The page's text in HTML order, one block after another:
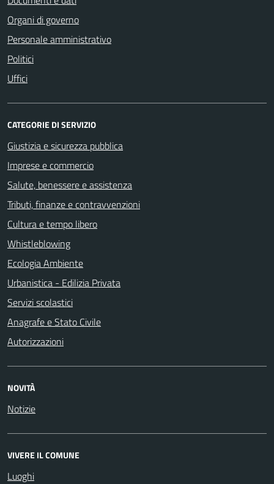
Organi di governo
Personale amministrativo
Politici
Uffici
CATEGORIE DI SERVIZIO
Giustizia e sicurezza pubblica
Imprese e commercio
Salute, benessere e assistenza
Tributi, finanze e contravvenzioni
Cultura e tempo libero
Whistleblowing
Ecologia Ambiente
Urbanistica - Edilizia Privata
Servizi scolastici
Anagrafe e Stato Civile
Autorizzazioni
NOVITÀ
Notizie
VIVERE IL COMUNE
Luoghi